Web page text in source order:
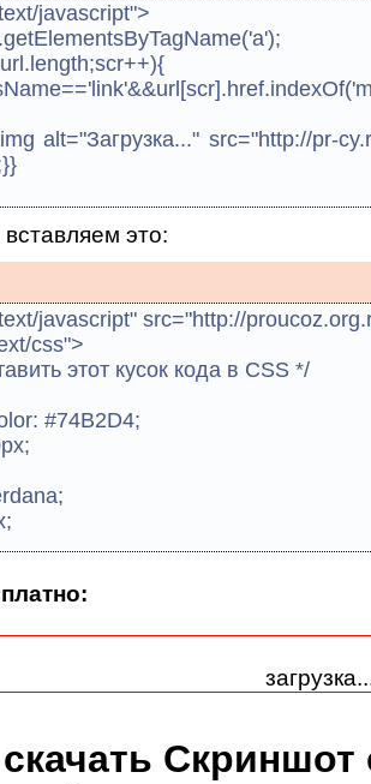
javascript">
alt="Загрузка..." src="http://pr-
это:
javascript" src="http://
css">
этот кусок кода в CSS */
#74B2D4;
solid white;
скачать